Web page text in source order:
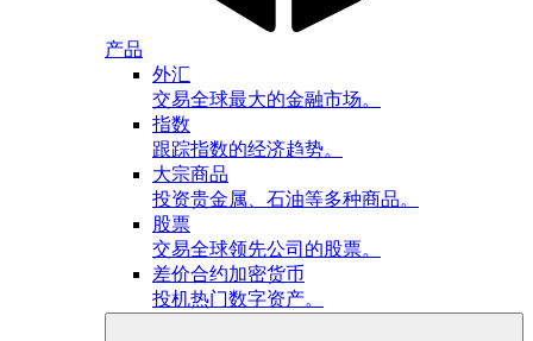
产品
外汇
交易全球最大的金融市场。
指数
跟踪指数的经济趋势。
大宗商品
投资贵金属、石油等多种商品。
股票
交易全球领先公司的股票。
差价合约加密货币
投机热门数字资产。